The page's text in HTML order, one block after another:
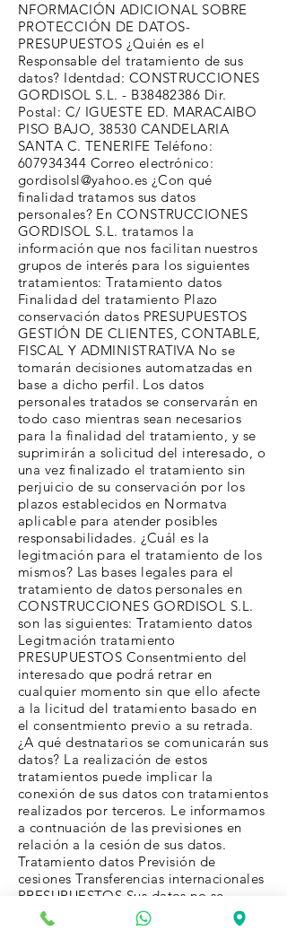
NFORMACIÓN ADICIONAL SOBRE
PROTECCIÓN DE DATOS-
PRESUPUESTOS ¿Quién es el
Responsable del tratamiento de sus
datos? Identdad: CONSTRUCCIONES
GORDISOL S.L. - B38482386 Dir.
Postal: C/ IGUESTE ED. MARACAIBO
PISO BAJO, 38530 CANDELARIA
SANTA C. TENERIFE Teléfono:
607934344 Correo electrónico:
gordisolsl@yahoo.es ¿Con qué
finalidad tratamos sus datos
personales? En CONSTRUCCIONES
GORDISOL S.L. tratamos la
información que nos facilitan nuestros
grupos de interés para los siguientes
tratamientos: Tratamiento datos
Finalidad del tratamiento Plazo
conservación datos PRESUPUESTOS
GESTIÓN DE CLIENTES, CONTABLE,
FISCAL Y ADMINISTRATIVA No se
tomarán decisiones automatzadas en
base a dicho perfil. Los datos
personales tratados se conservarán en
todo caso mientras sean necesarios
para la finalidad del tratamiento, y se
suprimirán a solicitud del interesado, o
una vez finalizado el tratamiento sin
perjuicio de su conservación por los
plazos establecidos en Normatva
aplicable para atender posibles
responsabilidades. ¿Cuál es la
legitmación para el tratamiento de los
mismos? Las bases legales para el
tratamiento de datos personales en
CONSTRUCCIONES GORDISOL S.L.
son las siguientes: Tratamiento datos
Legitmación tratamiento
PRESUPUESTOS Consentmiento del
interesado que podrá retrar en
cualquier momento sin que ello afecte
a la licitud del tratamiento basado en
el consentmiento previo a su retrada.
¿A qué destnatarios se comunicarán sus
datos? La realización de estos
tratamientos puede implicar la
conexión de sus datos con tratamientos
realizados por terceros. Le informamos
a contnuación de las previsiones en
relación a la cesión de sus datos.
Tratamiento datos Previsión de
cesiones Transferencias internacionales
PRESUPUESTOS Sus datos no se
comunicarán a terceros, salvo
obligación legal. No se transferirán